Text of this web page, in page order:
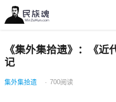
《集外集拾遗》：《
记
集外集拾遗 · 700阅读